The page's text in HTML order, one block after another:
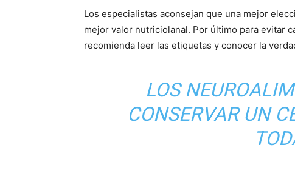
Los especialistas aconsejan que una mejor
mejor valor nutriciolanal. Por último para evitar
recomienda leer las etiquetas y conocer la
LOS
CONSERVAR UN